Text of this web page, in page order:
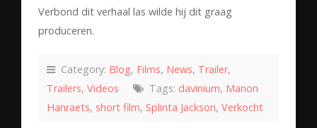
Verbond dit verhaal las wilde hij dit graag
produceren.
Category: Blog, Films, News, Trailer,
Trailers, Videos Tags: davinium, Manon
Hanraets, short film, Splinta Jackson, Verkocht